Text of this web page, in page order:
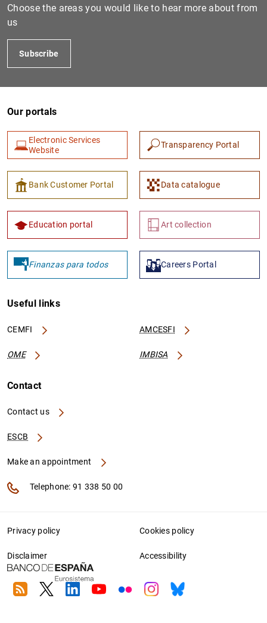
Choose the areas you would like to hear more about from
us
Subscribe
Our portals
Electronic Services
Website
Transparency Portal
Bank Customer Portal Data catalogue
Education portal Art collection
Finanzas para todos Careers Portal
Useful links
CEMFI AMCESFI
OME IMBISA
Contact
Contact us
ESCB
Make an appointment
Telephone: 91 338 50 00
Privacy policy Cookies policy
Disclaimer Accessibility
RSS TwitterLinkedin
YoutubeFlickrInstagram
Bluesky